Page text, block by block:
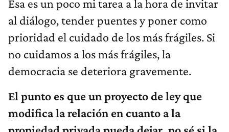
Esa es un poco mi tarea a la hora de invitar
al diálogo, tender puentes y poner como
prioridad el cuidado de los más frágiles. Si
no cuidamos a los más frágiles, la
democracia se deteriora gravemente.
El punto es que un proyecto de ley que
modifica la relación en cuanto a la